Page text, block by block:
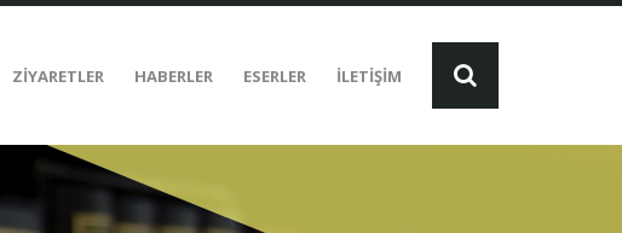
ZİYARETLER HABERLER ESERLER İLETİŞİM